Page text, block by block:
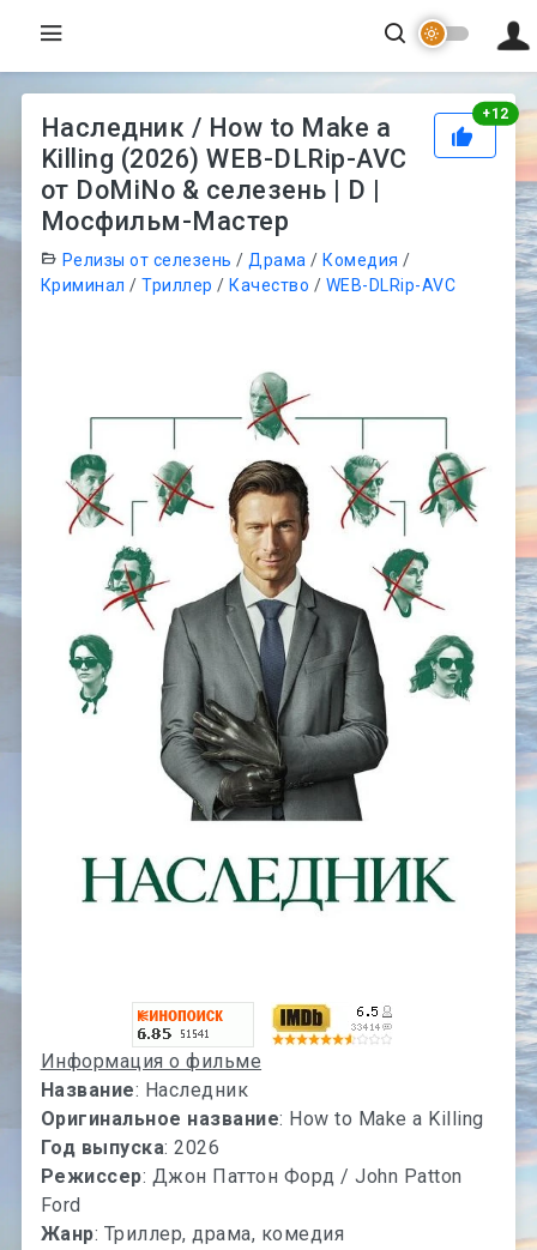
+12
Наследник / How to Make a
Killing (2026) WEB-DLRip-AVC
от DoMiNo & селезень | D |
Мосфильм-Мастер
Релизы от селезень / Драма /Комедия /
Криминал /Триллер /Качество / WEB-DLRip-AVC
Информация о фильме
Название: Наследник
Оригинальное название: How to Make a Killing
Год выпуска: 2026
Режиссер: Джон Паттон Форд / John Patton
Ford
Жанр: Триллер, драма, комедия